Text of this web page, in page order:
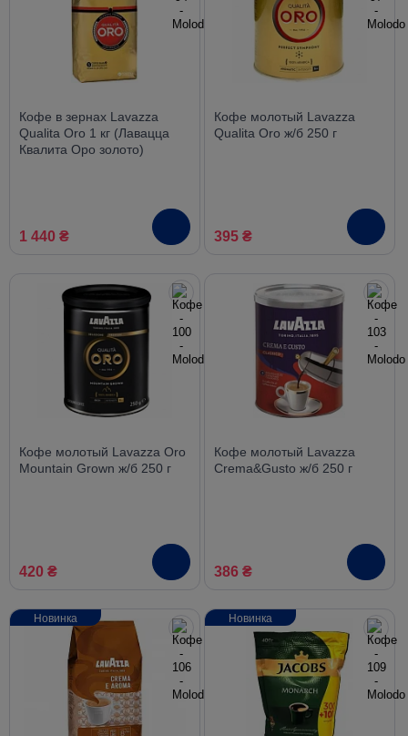
Кофе в зернах Lavazza
Qualita Oro 1 кг (Лавацца
Квалита Оро золото)
1 440 ₴
Кофе молотый Lavazza
Qualita Oro ж/б 250 г
395 ₴
Кофе молотый Lavazza Oro
Mountain Grown ж/б 250 г
420 ₴
Кофе молотый Lavazza
Crema&Gusto ж/б 250 г
386 ₴
Новинка Новинка